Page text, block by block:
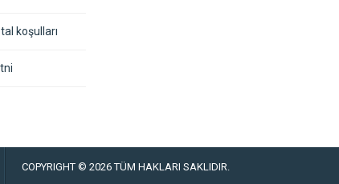
koşulları
COPYRIGHT © 2026 TÜM HAKLARI SAKLIDIR.